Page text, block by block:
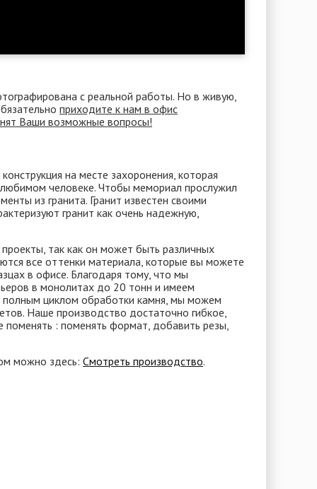
с реальной работы. Но в живую,
приходите к нам в офис
Ваши возможные вопросы!
на месте захоронения, которая
человеке. Чтобы мемориал прослужил
из гранита. Гранит известен своими
гранит как очень надежную,
так как он может быть различных
все оттенки материала, которые вы можете
в офисе. Благодаря тому, что мы
в монолитах до 20 тонн и имеем
полным циклом обработки камня, мы можем
Наше производство достаточно гибкое,
: поменять формат, добавить резы,
можно здесь: Смотреть производство.